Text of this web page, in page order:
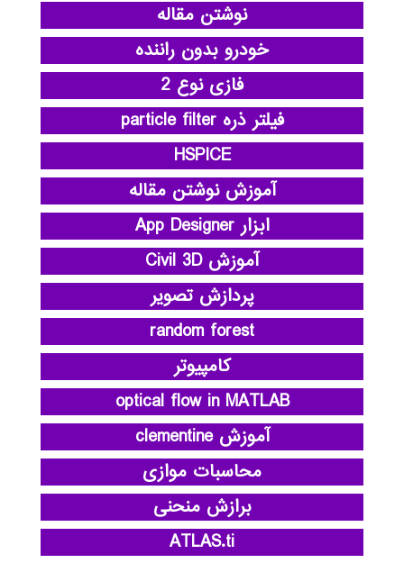
نوشتن مقاله
خودرو بدون راننده
فازی نوع 2
فیلتر ذره particle filter
HSPICE
آموزش نوشتن مقاله
ابزار App Designer
آموزش Civil 3D
پردازش تصویر
random forest
کامپیوتر
optical flow in MATLAB
آموزش clementine
محاسبات موازی
برازش منحنی
ATLAS.ti